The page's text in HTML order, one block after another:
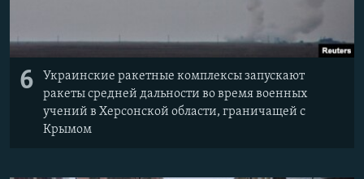
6
Украинские ракетные комплексы запускают
ракеты средней дальности во время военных
учений в Херсонской области, граничащей с
Крымом